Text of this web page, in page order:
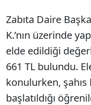
Zabıta Daire
K.’nın üzerinde
elde edildiği
661 TL bulundu.
konulurken, şahıs
başlatıldığı